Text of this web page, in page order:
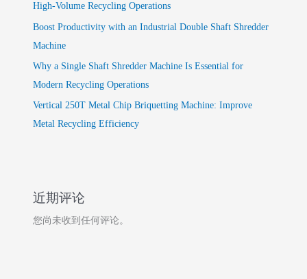
High-Volume Recycling Operations
Boost Productivity with an Industrial Double Shaft Shredder
Machine
Why a Single Shaft Shredder Machine Is Essential for
Modern Recycling Operations
Vertical 250T Metal Chip Briquetting Machine: Improve
Metal Recycling Efficiency
近期评论
您尚未收到任何评论。